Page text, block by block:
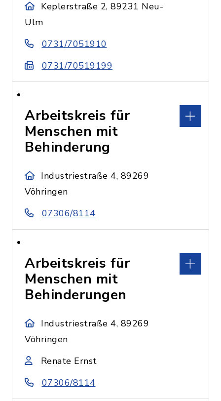
Keplerstraße 2, 89231 Neu-
Ulm
0731/7051910
0731/70519199
Arbeitskreis für
Menschen mit
Behinderung
Industriestraße 4, 89269
Vöhringen
07306/8114
Arbeitskreis für
Menschen mit
Behinderungen
Industriestraße 4, 89269
Vöhringen
Renate Ernst
07306/8114